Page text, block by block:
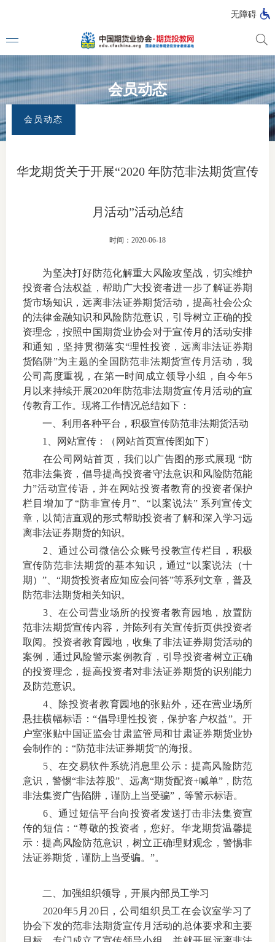
无障碍
媒体看
投教动
漫画图
上市品
投教书
风险案
新手指
维权须
案情解
热线问
政策法
调解委
在线调
会员动态
会员动态
华龙期货关于开展“2020 年防范非法期货宣传
月活动”活动总结
时间：2020-06-18
为坚决打好防范化解重大风险攻坚战，切实维护
投资者合法权益，帮助广大投资者进一步了解证券期
货市场知识，远离非法证券期货活动，提高社会公众
的法律金融知识和风险防范意识，引导树立正确的投
资理念，按照中国期货业协会对于宣传月的活动安排
和通知，坚持贯彻落实“理性投资，远离非法证券期
货陷阱”为主题的全国防范非法期货宣传月活动，我
公司高度重视，在第一时间成立领导小组，自今年5
月以来持续开展2020年防范非法期货宣传月活动的宣
传教育工作。现将工作情况总结如下：
一、利用各种平台，积极宣传防范非法期货活动
1、网站宣传：（网站首页宣传图如下）
在公司网站首页，我们以广告图的形式展现 “防
范非法集资，倡导提高投资者守法意识和风险防范能
力”活动宣传语，并在网站投资者教育的投资者保护
栏目增加了“防非宣传月”、“以案说法” 系列宣传文
章，以简洁直观的形式帮助投资者了解和深入学习远
离非法证券期货的知识。
2、通过公司微信公众账号投教宣传栏目，积极
宣传防范非法期货的基本知识，通过“以案说法（十
期）”、“期货投资者应知应会问答”等系列文章，普及
防范非法期货相关知识。
3、在公司营业场所的投资者教育园地，放置防
范非法期货宣传内容，并陈列有关宣传折页供投资者
取阅。投资者教育园地，收集了非法证券期货活动的
案例，通过风险警示案例教育，引导投资者树立正确
的投资理念，提高投资者对非法证券期货的识别能力
及防范意识。
4、除投资者教育园地的张贴外，还在营业场所
悬挂横幅标语：“倡导理性投资，保护客户权益”。开
户室张贴中国证监会甘肃监管局和甘肃证券期货业协
会制作的：“防范非法证券期货”的海报。
5、在交易软件系统消息里公示：提高风险防范
意识，警惕“非法荐股”、远离“期货配资+喊单”，防范
非法集资广告陷阱，谨防上当受骗”，等警示标语。
6、通过短信平台向投资者发送打击非法集资宣
传的短信：“尊敬的投资者，您好。华龙期货温馨提
示：提高风险防范意识，树立正确理财观念，警惕非
法证券期货，谨防上当受骗。”。
二、加强组织领导，开展内部员工学习
2020年5月20日，公司组织员工在会议室学习了
协会下发的范非法期货宣传月活动的总体要求和主要